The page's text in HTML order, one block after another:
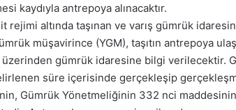
kaydıyla antrepoya alınacaktır.
altında taşınan ve varış gümrük
müşavirince (YGM), taşıtın antrepoya
gümrük idaresine bilgi verilecektir.
süre içerisinde gerçekleşip
Gümrük Yönetmeliğinin 332 nci